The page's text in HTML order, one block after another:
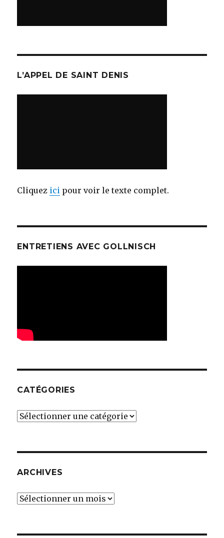
L’APPEL DE SAINT DENIS
Cliquez ici pour voir le texte complet.
ENTRETIENS AVEC GOLLNISCH
CATÉGORIES
Catégories
ARCHIVES
Archives